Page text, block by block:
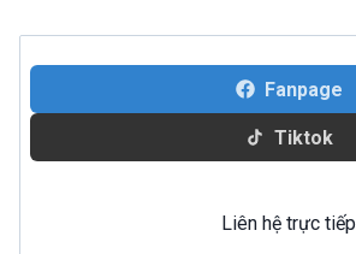
Fanpage
Tiktok
Liên hệ trực tiếp